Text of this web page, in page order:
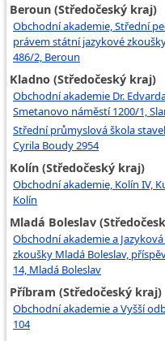
Beroun (Středočeský kraj)
Obchodní akademie, Střední
právem státní jazykové
486/2, Beroun
Kladno (Středočeský kraj)
Obchodní akademie Dr.
Smetanovo náměstí 1200/1,
Střední průmyslová škola
Cyrila Boudy 2954
Kolín (Středočeský kraj)
Obchodní akademie, Kolín IV,
Kolín
Mladá Boleslav
Obchodní akademie a
zkoušky Mladá Boleslav,
14, Mladá Boleslav
Příbram (Středočeský kraj)
Obchodní akademie a Vyšší
104